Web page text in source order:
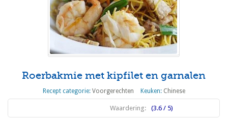
Roerbakmie met kipfilet en garnalen
Recept categorie: Voorgerechten Keuken: Chinese
Waardering: (3.6 / 5)